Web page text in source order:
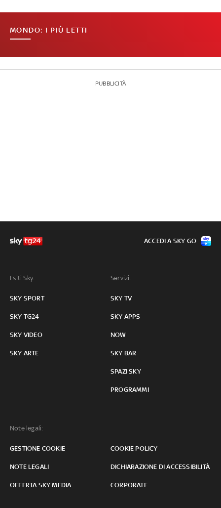
MONDO: I PIÙ LETTI
PUBBLICITÀ
I siti Sky:
SKY SPORT
SKY TG24
SKY VIDEO
SKY ARTE
Servizi:
SKY TV
SKY APPS
NOW
SKY BAR
SPAZI SKY
PROGRAMMI
Note legali:
GESTIONE COOKIE COOKIE POLICY
NOTE LEGALI DICHIARAZIONE DI ACCESSIBILITÀ
OFFERTA SKY MEDIA CORPORATE
ACCEDI A SKY GO